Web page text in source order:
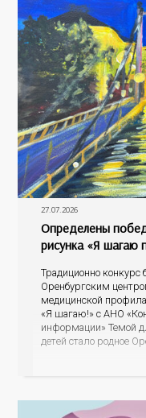
27.07.2026
Определены
рисунка «Я шагаю
Традиционно
Оренбургским
медицинской
«Я шагаю!» с АНО
информации» Темой
детей стало родное